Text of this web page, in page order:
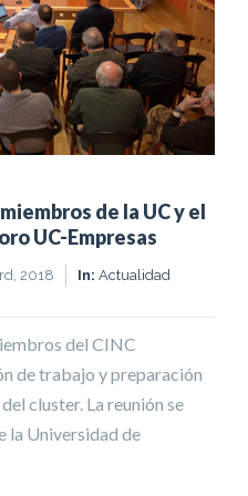
de la UC y el
UC-Empresas
2018 In: Actualidad
del CINC
de trabajo y preparación
cluster. La reunión se
la Universidad de